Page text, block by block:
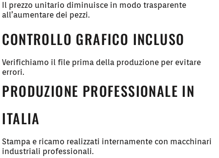
Il prezzo unitario diminuisce in modo trasparente
all’aumentare dei pezzi.
CONTROLLO GRAFICO INCLUSO
Verifichiamo il file prima della produzione per evitare
errori.
PRODUZIONE PROFESSIONALE IN
ITALIA
Stampa e ricamo realizzati internamente con macchinari
industriali professionali.